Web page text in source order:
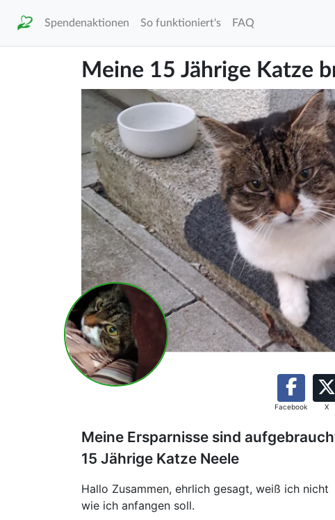
Spendenaktionen So funktioniert's FAQ
Meine 15 Jährige Katze
Facebook X
Meine Ersparnisse sind
15 Jährige Katze Neele
Hallo Zusammen, ehrlich gesagt, weiß ich nicht
wie ich anfangen soll.